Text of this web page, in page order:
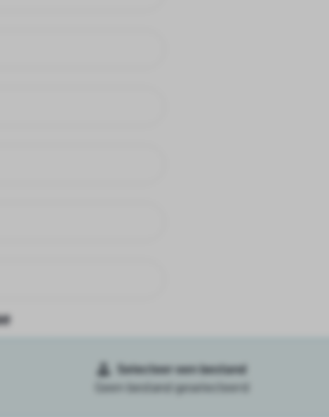
Geen bestand geselecteerd
Selecteer een bestand